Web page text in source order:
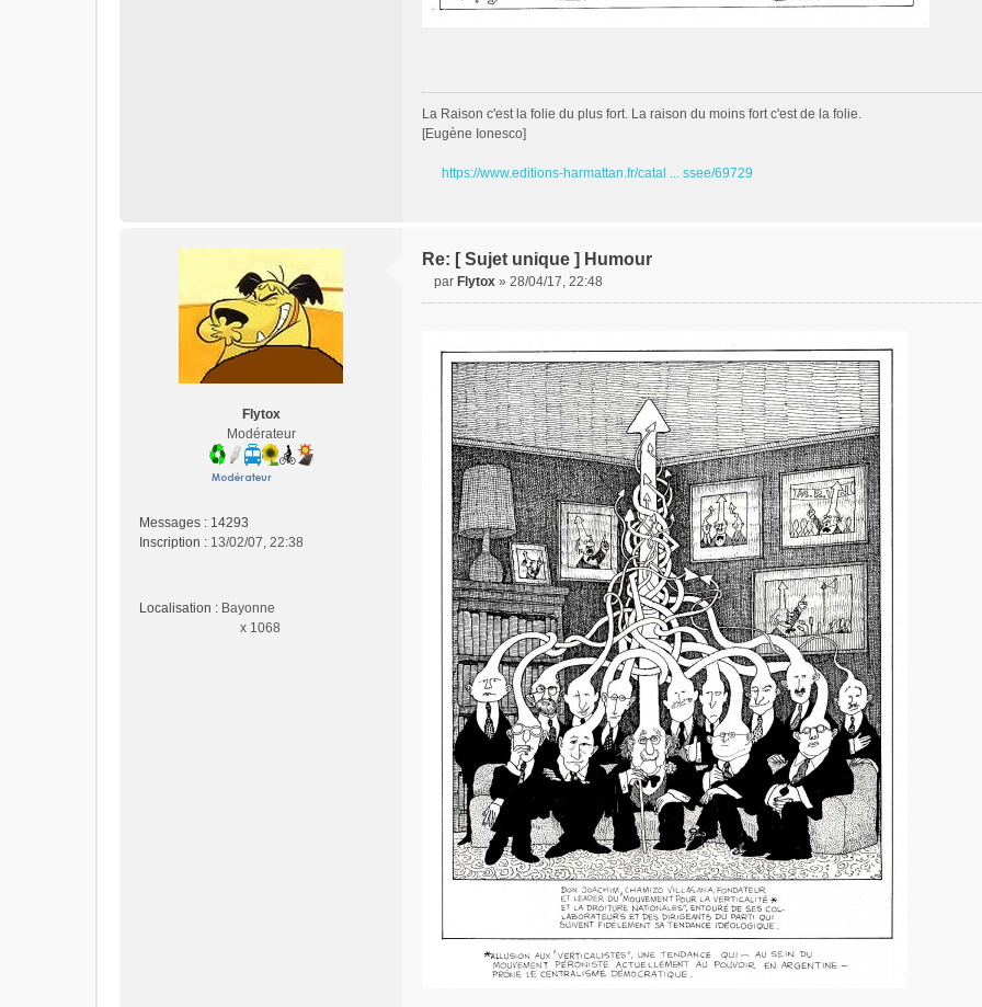
La Raison c'est la folie du plus fort. La raison du moins fort c'est de la folie.
[Eugène Ionesco]
https://www.editions-harmattan.fr/catal ... ssee/69729
Flytox
Modérateur
Messages : 14293
Inscription : 13/02/07, 22:38
Localisation : Bayonne
x 1068
Re: [ Sujet unique ] Humour
e
n
par Flytox » 28/04/17, 22:48